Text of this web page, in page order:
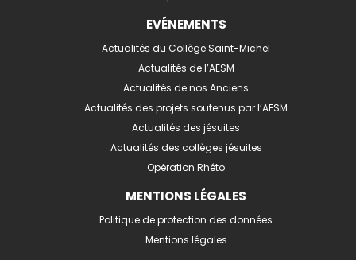
EVÉNEMENTS
Actualités du Collège Saint-Michel
Actualités de l’AESM
Actualités de nos Anciens
Actualités des projets soutenus par l’AESM
Actualités des jésuites
Actualités des collèges jésuites
Opération Rhéto
MENTIONS LÉGALES
Politique de protection des données
Mentions légales